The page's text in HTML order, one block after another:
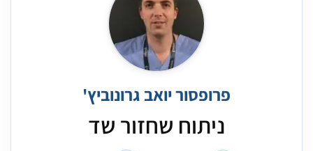
פרופסור יואב גרונוביץ'
ניתוח שחזור שד